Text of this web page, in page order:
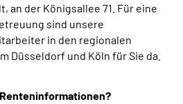
an der Königsallee 71. Für eine
sind unsere
in den regionalen
Düsseldorf und Köln für Sie da.